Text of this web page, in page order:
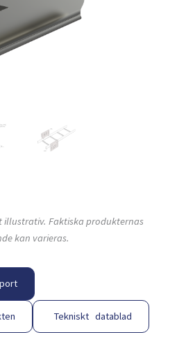
illustrativ. Faktiska produkternas
kan varieras.
Tekniskt datablad